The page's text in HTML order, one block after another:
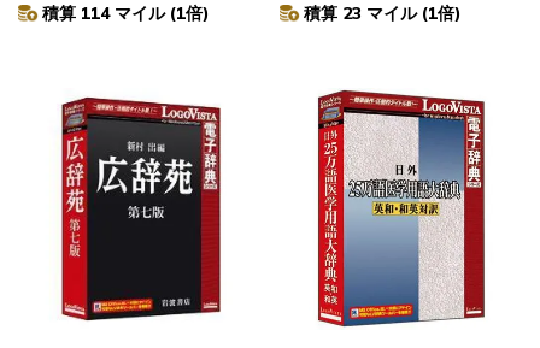
積算 114 マイル (1倍) 積算 23 マイル (1倍)